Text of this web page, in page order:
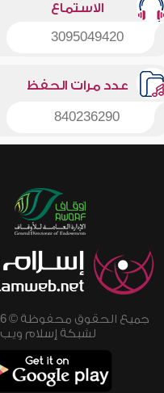
الاستماع
3095049420
عدد مرات الحفظ
840236290
لشبكة إسلام ويب